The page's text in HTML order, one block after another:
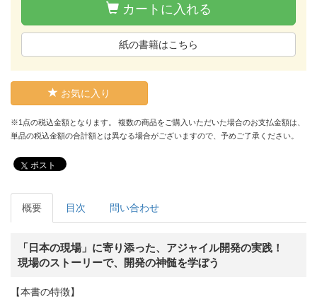
カートに入れる
紙の書籍はこちら
お気に入り
※1点の税込金額となります。 複数の商品をご購入いただいた場合のお支払金額は、
単品の税込金額の合計額とは異なる場合がございますので、予めご了承ください。
ポスト
概要 目次 問い合わせ
「日本の現場」に寄り添った、アジャイル開発の実践！
現場のストーリーで、開発の神髄を学ぼう
【本書の特徴】